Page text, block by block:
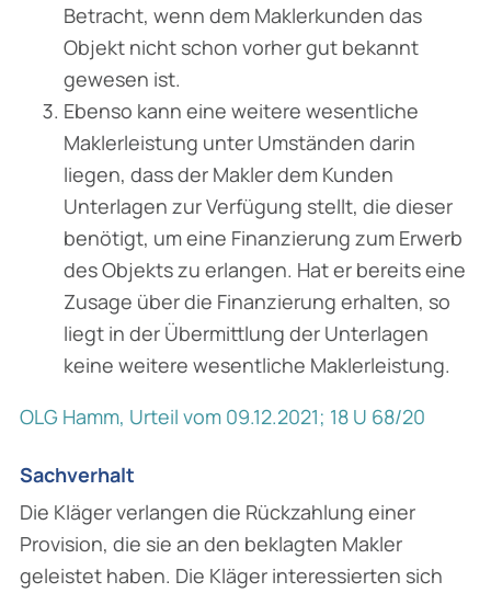
Betracht, wenn dem Makler­kunden das
Objekt nicht schon vorher gut bekannt
gewesen ist.
Ebenso kann eine weitere wesentliche
Maklerleistung unter Umständen darin
liegen, dass der Makler dem Kunden
Unterlagen zur Verfügung stellt, die dieser
benötigt, um eine Finanzierung zum Erwerb
des Objekts zu erlangen. Hat er bereits eine
Zusage über die Finanzierung erhalten, so
liegt in der Übermittlung der Unterlagen
keine weitere wesent­liche Maklerleistung.
OLG Hamm, Urteil vom 09.12.2021; 18 U 68/20
Sachverhalt
Die Kläger verlangen die Rückzahlung einer
Provision, die sie an den beklagten Makler
geleistet haben. Die Kläger interessierten sich